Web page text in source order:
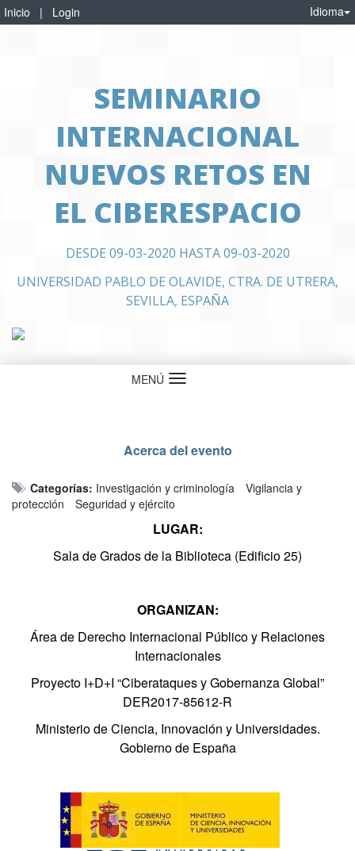
Inicio | Login Idioma
SEMINARIO
INTERNACIONAL
NUEVOS RETOS EN
EL CIBERESPACIO
DESDE 09-03-2020 HASTA 09-03-2020
UNIVERSIDAD PABLO DE OLAVIDE, CTRA. DE UTRERA,
SEVILLA, ESPAÑA
MENÚ Idioma
Acerca del evento
Categorías: Investigación y criminología
Vigilancia y
protección
Seguridad y ejército
LUGAR:
Sala de Grados de la Biblioteca (Edificio 25)
ORGANIZAN:
Área de Derecho Internacional Público y Relaciones
Internacionales
Proyecto I+D+I “Ciberataques y Gobernanza Global”
DER2017-85612-R
Ministerio de Ciencia, Innovación y Universidades.
Gobierno de España